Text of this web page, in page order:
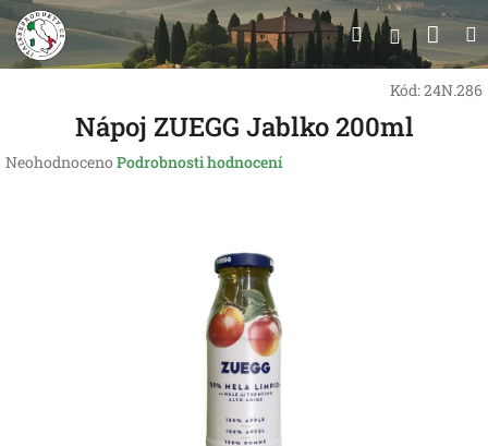
Přejít
na
obsah
Hledat
Kód:24N.286
Nápoj ZUEGG Jablko 200ml
Průměrné
Neohodnoceno Podrobnosti hodnocení